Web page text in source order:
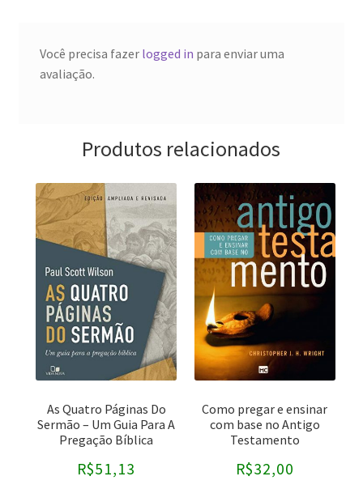
Você precisa fazer logged in para enviar uma
avaliação.
Produtos relacionados
As Quatro Páginas Do
Sermão – Um Guia Para A
Pregação Bíblica
R$51,13
Como pregar e ensinar
com base no Antigo
Testamento
R$32,00